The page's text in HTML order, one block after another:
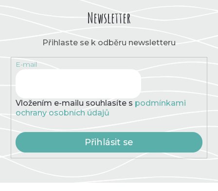
Newsletter
Přihlaste se k odběru newsletteru
E-mail
Vložením e-mailu souhlasíte s podmínkami
ochrany osobních údajů
Přihlásit se